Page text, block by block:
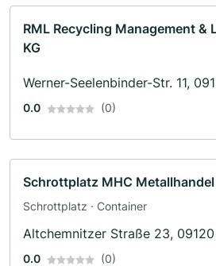
RML Recycling Management &
KG
Werner-Seelenbinder-Str. 11,
0.0 (0)
Schrottplatz MHC
Schrottplatz · Container
Altchemnitzer Straße 23,
0.0 (0)